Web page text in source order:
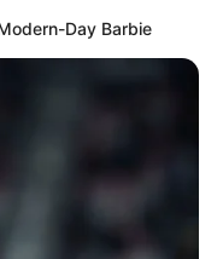
Day Barbie